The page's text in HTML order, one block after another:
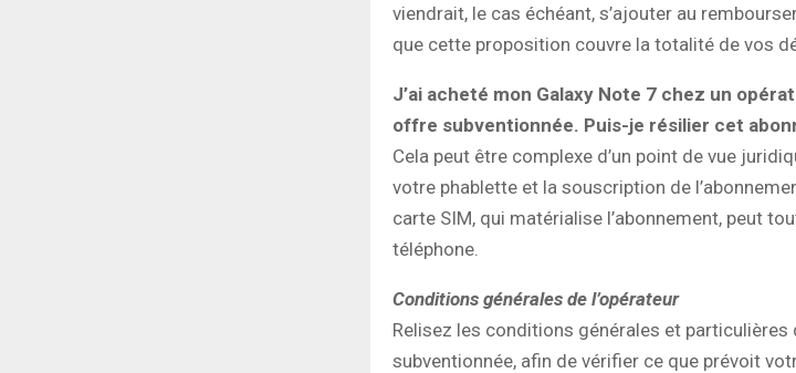
viendrait, le cas échéant, s’ajouter au
que cette proposition couvre la totalité de vos
J’ai acheté mon Galaxy Note 7 chez un
offre subventionnée. Puis-je résilier cet
Cela peut être complexe d’un point de vue
votre phablette et la souscription de
carte SIM, qui matérialise l’abonnement, peut
téléphone.
Conditions générales de l’opérateur
Relisez les conditions générales et
subventionnée, afin de vérifier ce que prévoit